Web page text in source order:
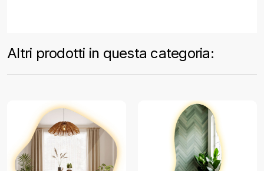
Altri prodotti in questa categoria: